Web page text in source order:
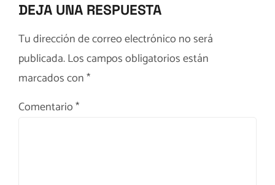
DEJA UNA RESPUESTA
Tu dirección de correo electrónico no será
publicada.Los campos obligatorios están
marcados con*
Comentario*